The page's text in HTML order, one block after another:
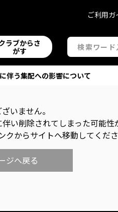
ラブからさ
がす
ご利用ガ
伴う集配への影響について
いません。
い削除されてしまった可能性
からサイトへ移動してくださ
ジへ戻る